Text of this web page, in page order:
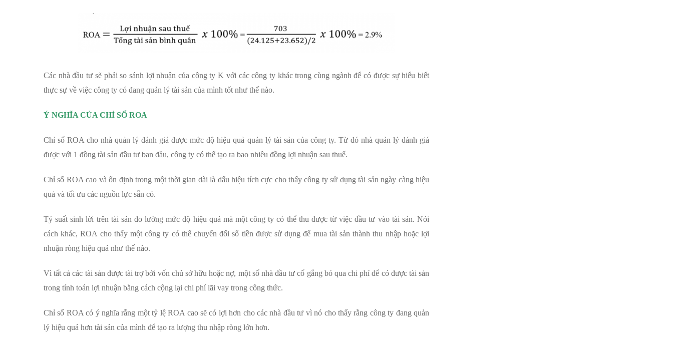
Các nhà đầu tư sẽ phải so sánh lợi nhuận của công ty K với các công ty khác trong cùng ngành để có được sự hiểu biết
thực sự về việc công ty có đang quản lý tài sản của mình tốt như thế nào.
Ý NGHĨA CỦA CHỈ SỐ ROA
Chỉ số ROA cho nhà quản lý đánh giá được mức độ hiệu quả quản lý tài sản của công ty. Từ đó nhà quản lý đánh giá
được với 1 đồng tài sản đầu tư ban đầu, công ty có thể tạo ra bao nhiêu đồng lợi nhuận sau thuế.
Chỉ số ROA cao và ổn định trong một thời gian dài là dấu hiệu tích cực cho thấy công ty sử dụng tài sản ngày càng hiệu
quả và tối ưu các nguồn lực sẵn có.
Tỷ suất sinh lời trên tài sản đo lường mức độ hiệu quả mà một công ty có thể thu được từ việc đầu tư vào tài sản. Nói
cách khác, ROA cho thấy một công ty có thể chuyển đổi số tiền được sử dụng để mua tài sản thành thu nhập hoặc lợi
nhuận ròng hiệu quả như thế nào.
Vì tất cả các tài sản được tài trợ bởi vốn chủ sở hữu hoặc nợ, một số nhà đầu tư cố gắng bỏ qua chi phí để có được tài sản
trong tính toán lợi nhuận bằng cách cộng lại chi phí lãi vay trong công thức.
Chỉ số ROA có ý nghĩa rằng một tỷ lệ ROA cao sẽ có lợi hơn cho các nhà đầu tư vì nó cho thấy rằng công ty đang quản
lý hiệu quả hơn tài sản của mình để tạo ra lượng thu nhập ròng lớn hơn.